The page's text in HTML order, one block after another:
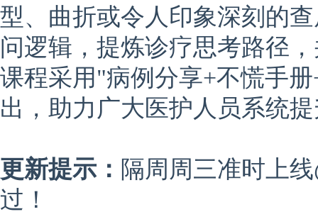
型、曲折或令人印象深刻的
问逻辑，提炼诊疗思考路径
课程采用"病例分享+不慌手
出，助力广大医护人员系统
更新提示： 隔周周三准时上
过！